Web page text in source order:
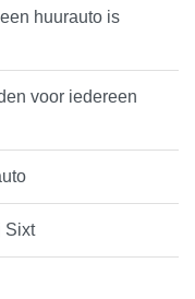
huurauto is
voor iedereen
Sixt